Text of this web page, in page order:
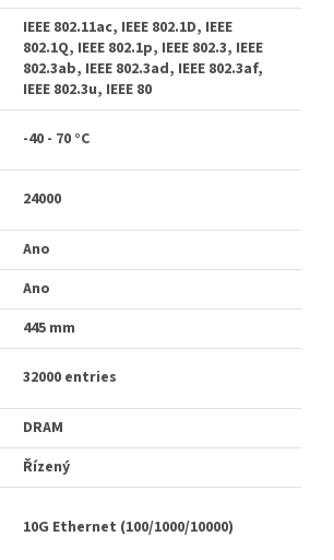
IEEE 802.11ac, IEEE 802.1D, IEEE
802.1Q, IEEE 802.1p, IEEE 802.3, IEEE
802.3ab, IEEE 802.3ad, IEEE 802.3af,
IEEE 802.3u, IEEE 80
-40 - 70 °C
24000
Ano
Ano
445 mm
32000 entries
DRAM
Řízený
10G Ethernet (100/1000/10000)